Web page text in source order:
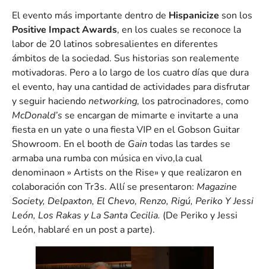
El evento más importante dentro de Hispanicize son los
Positive Impact Awards, en los cuales se reconoce la
labor de 20 latinos sobresalientes en diferentes
ámbitos de la sociedad. Sus historias son realemente
motivadoras. Pero a lo largo de los cuatro días que dura
el evento, hay una cantidad de actividades para disfrutar
y seguir haciendonetworking, los patrocinadores, como
McDonald’s se encargan de mimarte e invitarte a una
fiesta en un yate o una fiesta VIP en el Gobson Guitar
Showroom. En el booth de Gain todas las tardes se
armaba una rumba con música en vivo,la cual
denominaon » Artists on the Rise» y que realizaron en
colaboración con Tr3s. Allí se presentaron: Magazine
Society, Delpaxton, El Chevo, Renzo, Rigú, Periko Y Jessi
León, Los Rakas y La Santa Cecilia. (De Periko y Jessi
León, hablaré en un post a parte).